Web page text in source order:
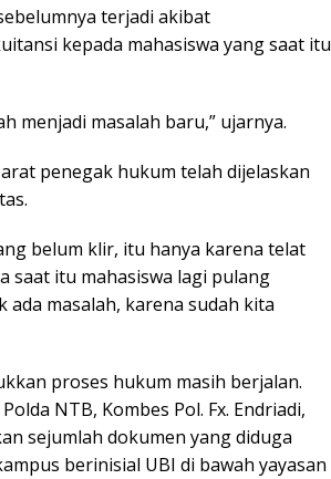
terjadi akibat
kepada mahasiswa yang saat itu
menjadi masalah baru,” ujarnya.
penegak hukum telah dijelaskan
belum klir, itu hanya karena telat
saat itu mahasiswa lagi pulang
ada masalah, karena sudah kita
proses hukum masih berjalan.
NTB, Kombes Pol. Fx. Endriadi,
sejumlah dokumen yang diduga
berinisial UBI di bawah yayasan